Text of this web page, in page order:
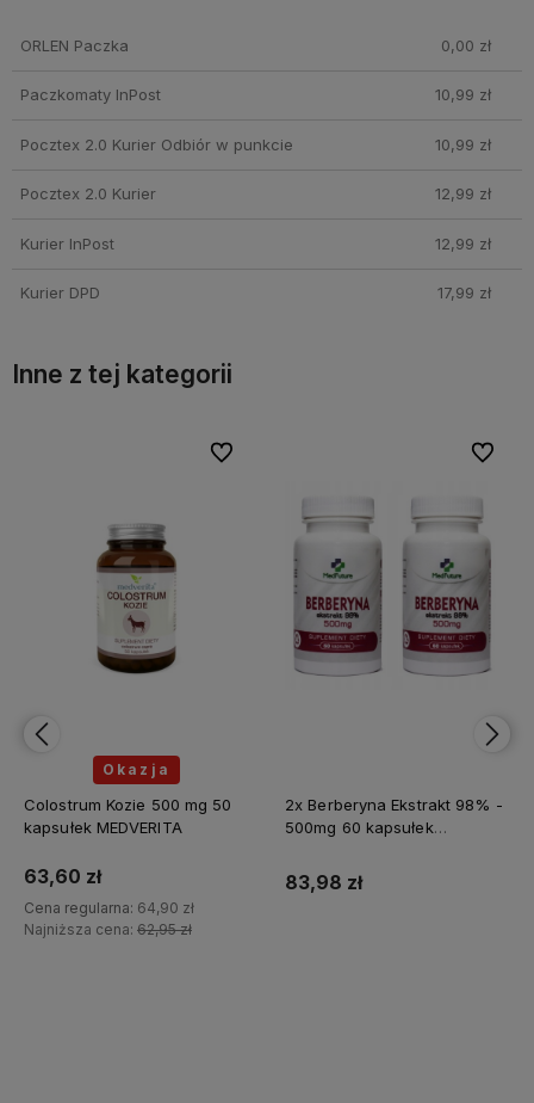
ORLEN Paczka 0,00 zł
Paczkomaty InPost 10,99 zł
Pocztex 2.0 Kurier Odbiór w punkcie 10,99 zł
Pocztex 2.0 Kurier 12,99 zł
Kurier InPost 12,99 zł
Kurier DPD 17,99 zł
Inne z tej kategorii
Okazja
Colostrum Kozie 500 mg 50
kapsułek MEDVERITA
63,60 zł
Cena regularna: 64,90 zł
Najniższa cena: 62,95 zł
Do ulubionych
Do ulubionych
2x Berberyna Ekstrakt 98% -
500mg 60 kapsułek
83,98 zł
Do
Do